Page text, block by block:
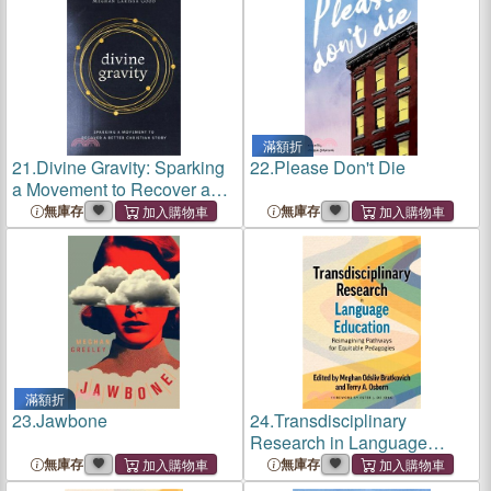
21.Divine Gravity: Sparking
a Movement to Recover a
Better Christian Story
無庫存
滿額折
22.Please Don't Die
無庫存
滿額折
23.Jawbone
無庫存
24.Transdisciplinary
Research in Language
Education: Reimagining
無庫存